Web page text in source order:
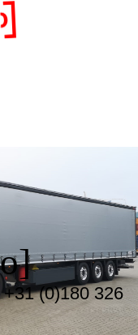
(0)180 326